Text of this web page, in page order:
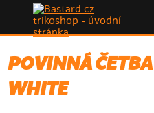
POVINNÁ
WHITE